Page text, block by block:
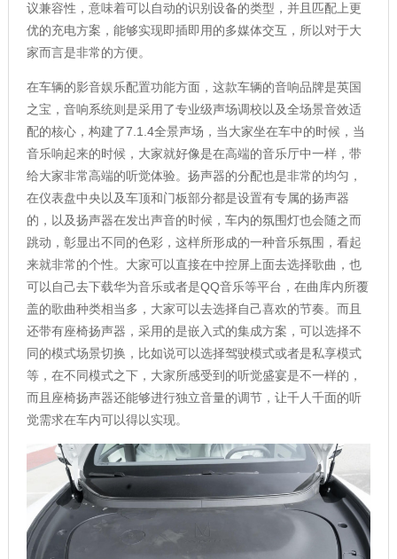
议兼容性，意味着可以自动的识别设备的类型，并且匹配上更
优的充电方案，能够实现即插即用的多媒体交互，所以对于大
家而言是非常的方便。
在车辆的影音娱乐配置功能方面，这款车辆的音响品牌是英国
之宝，音响系统则是采用了专业级声场调校以及全场景音效适
配的核心，构建了7.1.4全景声场，当大家坐在车中的时候，当
音乐响起来的时候，大家就好像是在高端的音乐厅中一样，带
给大家非常高端的听觉体验。扬声器的分配也是非常的均匀，
在仪表盘中央以及车顶和门板部分都是设置有专属的扬声器
的，以及扬声器在发出声音的时候，车内的氛围灯也会随之而
跳动，彰显出不同的色彩，这样所形成的一种音乐氛围，看起
来就非常的个性。大家可以直接在中控屏上面去选择歌曲，也
可以自己去下载华为音乐或者是QQ音乐等平台，在曲库内所覆
盖的歌曲种类相当多，大家可以去选择自己喜欢的节奏。而且
还带有座椅扬声器，采用的是嵌入式的集成方案，可以选择不
同的模式场景切换，比如说可以选择驾驶模式或者是私享模式
等，在不同模式之下，大家所感受到的听觉盛宴是不一样的，
而且座椅扬声器还能够进行独立音量的调节，让千人千面的听
觉需求在车内可以得以实现。